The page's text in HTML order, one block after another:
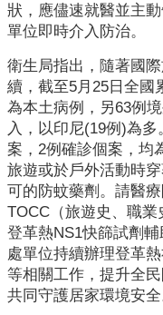
訊
公
各
衛
生
所
測
驗
結
核
菌
狀，應儘速就醫並主
單位即時介入防治。
衛生局指出，隨著國
續，截至5月25日全國
為本土病例，另63例
入，以印尼(19例)為
案，2例確診個案，均
旅遊或於戶外活動時
可的防蚊藥劑。請醫
TOCC（旅遊史、職
登革熱NS1快篩試劑
處單位持續辦理登革
等相關工作，提升全
共同守護居家環境安全